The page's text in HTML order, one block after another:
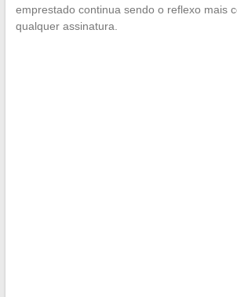
emprestado continua sendo o reflexo mais
qualquer assinatura.